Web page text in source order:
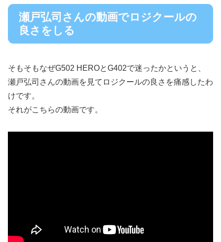
瀬戸弘司さんの動画でロジクールの
良さをしる
そもそもなぜG502 HEROとG402で迷ったかというと、
瀬戸弘司さんの動画を見てロジクールの良さを痛感したわ
けです。
それがこちらの動画です。